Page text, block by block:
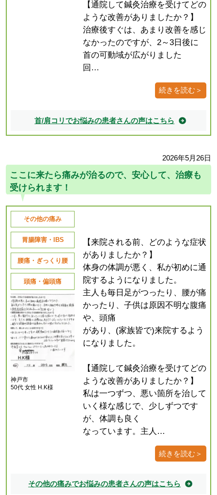
【通院して鍼灸治療を受けてどの
ような改善がありましたか？】
治療後すぐは、あまり改善を感じ
なかったのですが、2～3日後に
首の可動域が広がりました
回…
続きを読む＞
首/肩コリでお悩みの患者さんの声はこちら
2026年5月26日
ここに来たら痛みが治るので、安心して、治療も
受けられます！
その他の痛み
胃腸障害・IBS
腰痛・ぎっくり腰
頭痛・偏頭痛
神戸市
50代 女性 H.K様
【来院される前、どのような症状
がありましたか？】
体身の体調が悪く、私が初めに通
院するようになりました。
主人も毎日足がつったり、腰が痛
かったり、子供は原因不明な腹痛
や、頭痛
があり、(家族皆で)来院するよう
になりました。
【通院して鍼灸治療を受けてどの
ような改善がありましたか？】
私は一つずつ、悪い箇所を治して
いく様な感じで、少しずつです
が、体調も良く
なっています。主人…
続きを読む＞
その他の痛みでお悩みの患者さんの声はこちら